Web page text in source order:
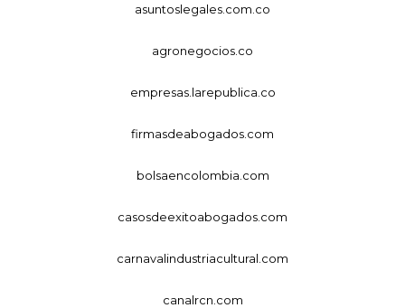
asuntoslegales.com.co
agronegocios.co
empresas.larepublica.co
firmasdeabogados.com
bolsaencolombia.com
casosdeexitoabogados.com
carnavalindustriacultural.com
canalrcn.com